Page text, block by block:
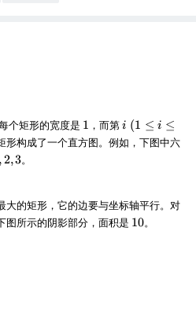
个矩形的宽度是 11 ，而第i
~
(
e
i
i (1 ≤ i ≤
形构成了一个直方图。例如，下图中六
2,3。
大的矩形，它的边要与坐标轴平行。对
图所示的阴影部分，面积是 1
10。